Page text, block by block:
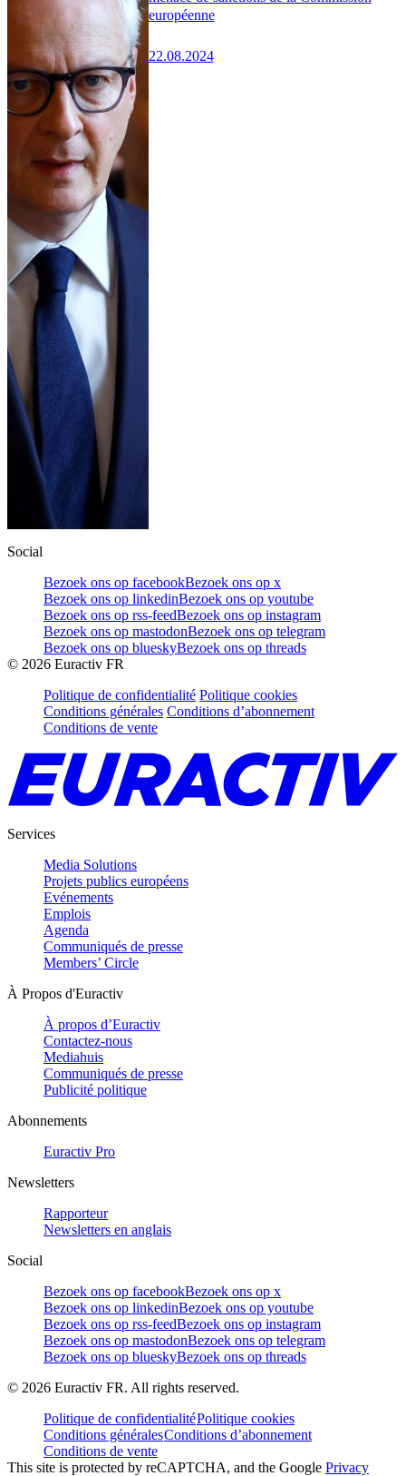
européenne
22.08.2024
Social
Bezoek ons op facebookBezoek ons op x
Bezoek ons op linkedinBezoek ons op youtube
Bezoek ons op rss-feedBezoek ons op instagram
Bezoek ons op mastodonBezoek ons op telegram
Bezoek ons op blueskyBezoek ons op threads
© 2026 Euractiv FR
Politique de confidentialité Politique cookies
Conditions générales Conditions d’abonnement
Conditions de vente
Services
Media Solutions
Projets publics européens
Evénements
Emplois
Agenda
Communiqués de presse
Members’ Circle
À Propos d'Euractiv
À propos d’Euractiv
Contactez-nous
Mediahuis
Communiqués de presse
Publicité politique
Abonnements
Euractiv Pro
Newsletters
Rapporteur
Newsletters en anglais
Social
Bezoek ons op facebookBezoek ons op x
Bezoek ons op linkedinBezoek ons op youtube
Bezoek ons op rss-feedBezoek ons op instagram
Bezoek ons op mastodonBezoek ons op telegram
Bezoek ons op blueskyBezoek ons op threads
© 2026 Euractiv FR. All rights reserved.
Politique de confidentialitéPolitique cookies
Conditions généralesConditions d’abonnement
Conditions de vente
This site is protected by reCAPTCHA, and the Google Privacy